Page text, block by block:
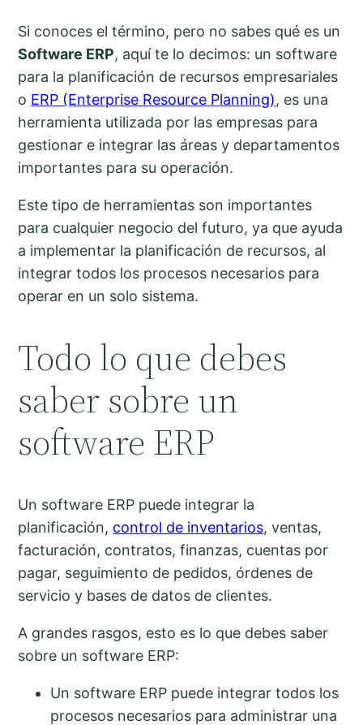
Si conoces el término, pero no sabes qué es un
Software ERP, aquí te lo decimos: un software
para la planificación de recursos empresariales
o ERP (Enterprise Resource Planning), es una
herramienta utilizada por las empresas para
gestionar e integrar las áreas y departamentos
importantes para su operación.
Este tipo de herramientas son importantes
para cualquier negocio del futuro, ya que ayuda
a implementar la planificación de recursos, al
integrar todos los procesos necesarios para
operar en un solo sistema.
Todo lo que debes
saber sobre un
software ERP
Un software ERP puede integrar la
planificación, control de inventarios, ventas,
facturación, contratos, finanzas, cuentas por
pagar, seguimiento de pedidos, órdenes de
servicio y bases de datos de clientes.
A grandes rasgos, esto es lo que debes saber
sobre un software ERP:
Un software ERP puede integrar todos los
procesos necesarios para administrar una